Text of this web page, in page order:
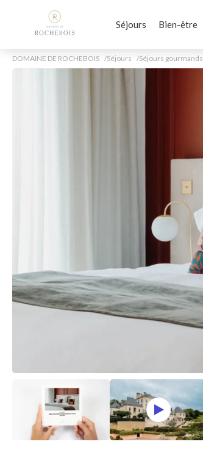
Séjours Bien-être
DOMAINE DE ROCHEBOIS Séjours Séjours gourmands